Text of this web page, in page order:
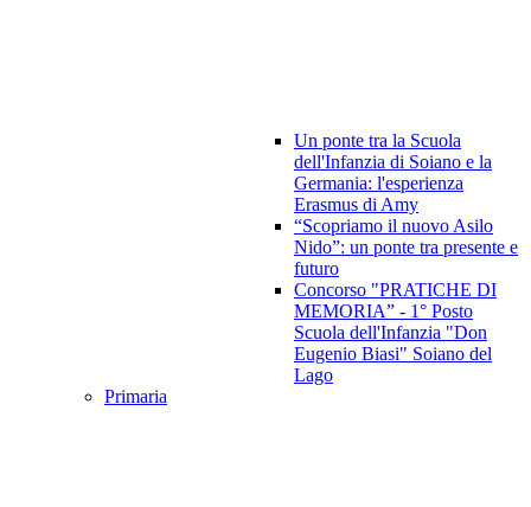
Un ponte tra la Scuola
dell'Infanzia di Soiano e la
Germania: l'esperienza
Erasmus di Amy
“Scopriamo il nuovo Asilo
Nido”: un ponte tra presente e
futuro
Concorso "PRATICHE DI
MEMORIA” - 1° Posto
Scuola dell'Infanzia "Don
Eugenio Biasi" Soiano del
Lago
Primaria